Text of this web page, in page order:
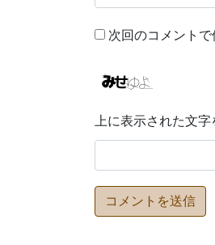
次回のコメント
上に表示された文